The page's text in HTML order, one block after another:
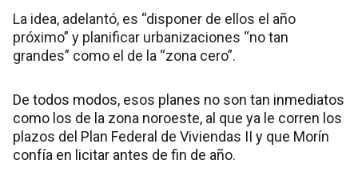
La idea, adelantó, es “disponer de ellos el año
próximo” y planificar urbanizaciones “no tan
grandes” como el de la “zona cero”.
De todos modos, esos planes no son tan inmediatos
como los de la zona noroeste, al que ya le corren los
plazos del Plan Federal de Viviendas II y que Morín
confía en licitar antes de fin de año.